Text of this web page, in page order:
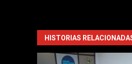
HISTORIAS